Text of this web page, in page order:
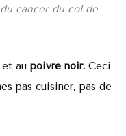
cancer du col de
et au poivre noir. Ceci
pas cuisiner, pas de